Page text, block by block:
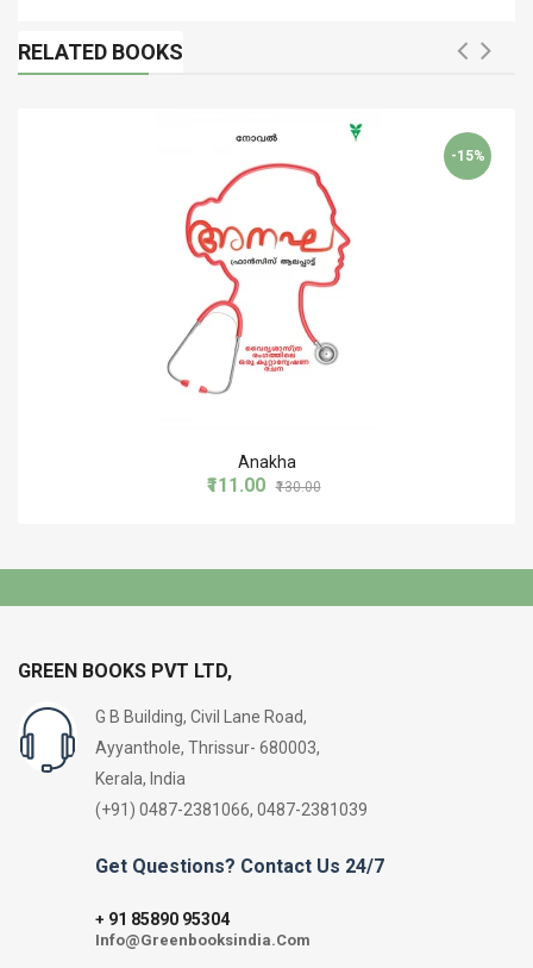
RELATED BOOKS
-15%
Anakha
₹111.00 ₹130.00
GREEN BOOKS PVT LTD,
G B Building, Civil Lane Road,
Ayyanthole, Thrissur- 680003,
Kerala, India
(+91) 0487-2381066, 0487-2381039
Get Questions? Contact Us 24/7
+ 91 85890 95304
Info@Greenbooksindia.Com